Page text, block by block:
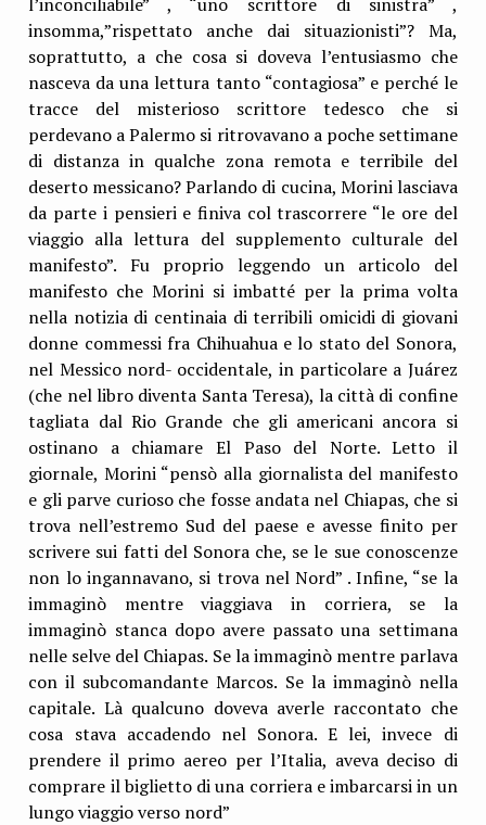
insomma,”rispettato anche dai situazionisti”? Ma,
soprattutto, a che cosa si doveva l’entusiasmo che
nasceva da una lettura tanto “contagiosa” e perché le
tracce del misterioso scrittore tedesco che si
perdevano a Palermo si ritrovavano a poche settimane
di distanza in qualche zona remota e terribile del
deserto messicano? Parlando di cucina, Morini lasciava
da parte i pensieri e finiva col trascorrere “le ore del
viaggio alla lettura del supplemento culturale del
manifesto”. Fu proprio leggendo un articolo del
manifesto che Morini si imbatté per la prima volta
nella notizia di centinaia di terribili omicidi di giovani
donne commessi fra Chihuahua e lo stato del Sonora,
nel Messico nord- occidentale, in particolare a Juárez
(che nel libro diventa Santa Teresa), la città di confine
tagliata dal Rio Grande che gli americani ancora si
ostinano a chiamare El Paso del Norte. Letto il
giornale, Morini “pensò alla giornalista del manifesto
e gli parve curioso che fosse andata nel Chiapas, che si
trova nell’estremo Sud del paese e avesse finito per
scrivere sui fatti del Sonora che, se le sue conoscenze
non lo ingannavano, si trova nel Nord” . Infine, “se la
immaginò mentre viaggiava in corriera, se la
immaginò stanca dopo avere passato una settimana
nelle selve del Chiapas. Se la immaginò mentre parlava
con il subcomandante Marcos. Se la immaginò nella
capitale. Là qualcuno doveva averle raccontato che
cosa stava accadendo nel Sonora. E lei, invece di
prendere il primo aereo per l’Italia, aveva deciso di
comprare il biglietto di una corriera e imbarcarsi in un
lungo viaggio verso nord”